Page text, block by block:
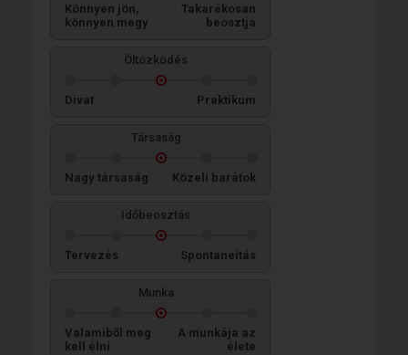
Könnyen jön,
könnyen megy
Takarékosan
beosztja
Öltözködés
Divat Praktikum
Társaság
Nagy társaság Közeli barátok
Időbeosztás
Tervezés Spontaneitás
Munka
Valamiből meg
kell élni
A munkája az
élete